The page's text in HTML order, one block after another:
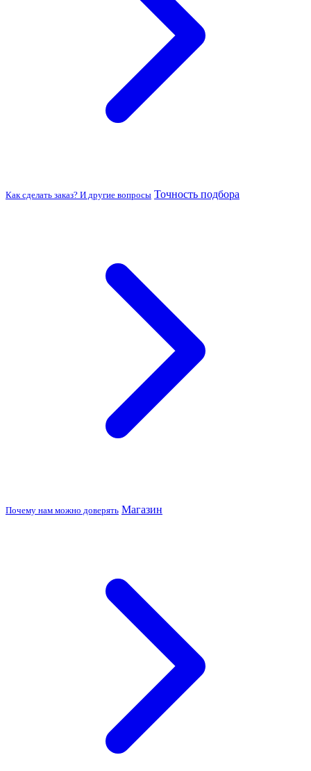
Как сделать заказ? И другие вопросы Точность подбора
Почему нам можно доверять Магазин